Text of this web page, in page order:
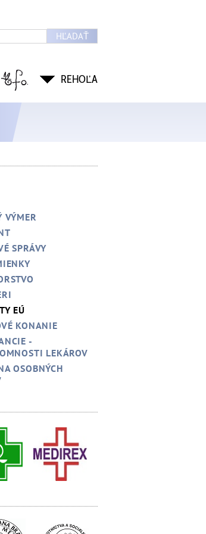
HĽADAŤ
REHOĽA
VÝMER
SPRÁVY
EÚ
KONANIE
-
LEKÁROV
OSOBNÝCH